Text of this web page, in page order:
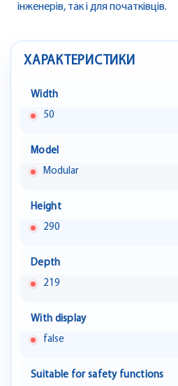
інженерів, так і для початківців.
ХАРАКТЕРИСТИКИ
Width
50
Model
Modular
Height
290
Depth
219
With display
false
Suitable for safety functions